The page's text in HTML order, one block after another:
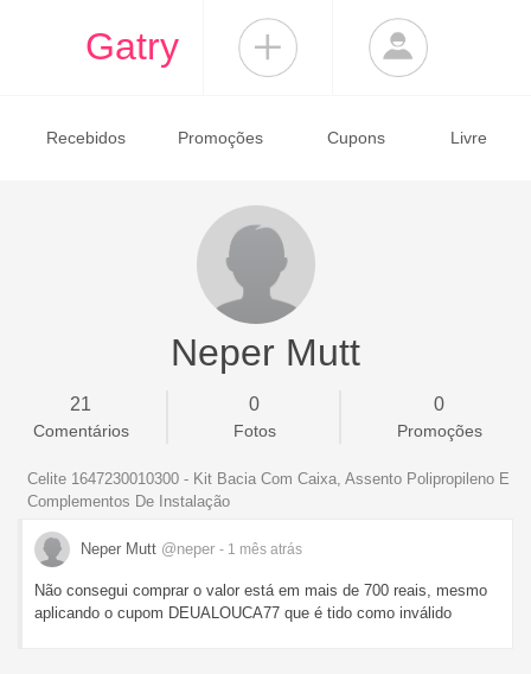
Gatry
Recebidos Promoções Cupons Livre
Neper Mutt
21
Comentários
0
Fotos
0
Promoções
Celite 1647230010300 - Kit Bacia Com Caixa, Assento Polipropileno E
Complementos De Instalação
Neper Mutt @neper - 1 mês atrás
Não consegui comprar o valor está em mais de 700 reais, mesmo
aplicando o cupom DEUALOUCA77 que é tido como inválido